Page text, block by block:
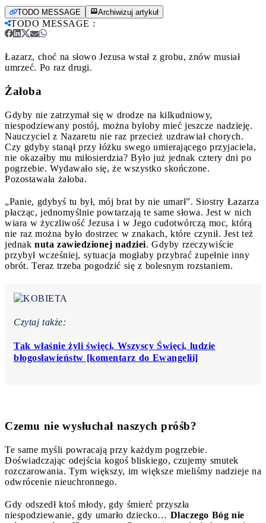
TODO MESSAGE Archiwizuj artykuł
TODO MESSAGE :
Łazarz, choć na słowo Jezusa wstał z grobu, znów musiał
umrzeć. Po raz drugi.
Żałoba
Gdyby nie zatrzymał się w drodze na kilkudniowy,
niespodziewany postój, można byłoby mieć jeszcze nadzieję.
Nauczyciel z Nazaretu nie raz przecież uzdrawiał chorych.
Czy gdyby stanął przy łóżku swego umierającego przyjaciela,
nie okazałby mu miłosierdzia? Było już jednak cztery dni po
pogrzebie. Wydawało się, że wszystko skończone.
Pozostawała żałoba.
„Panie, gdybyś tu był, mój brat by nie umarł”. Siostry Łazarza
płacząc, jednomyślnie powtarzają te same słowa. Jest w nich
wiara w życzliwość Jezusa i w Jego cudotwórczą moc, którą
nie raz można było dostrzec w znakach, które czynił. Jest też
jednak nuta zawiedzionej nadziei. Gdyby rzeczywiście
przybył wcześniej, sytuacja mogłaby przybrać zupełnie inny
obrót. Teraz trzeba pogodzić się z bolesnym rozstaniem.
Czytaj także:
Tak właśnie żyli święci, Wszyscy Święci, ludzie
błogosławieństw [komentarz do Ewangelii]
Czemu nie wysłuchał naszych próśb?
Te same myśli powracają przy każdym pogrzebie.
Doświadczając odejścia kogoś bliskiego, czujemy smutek
rozczarowania. Tym większy, im większe mieliśmy nadzieje na
odwrócenie nieuchronnego.
Gdy odszedł ktoś młody, gdy śmierć przyszła
niespodziewanie, gdy umarło dziecko… Dlaczego Bóg nie